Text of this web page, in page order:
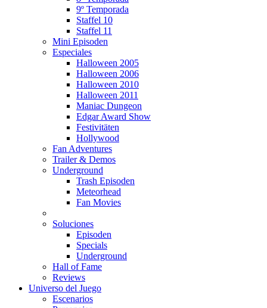
9º Temporada
Staffel 10
Staffel 11
Mini Episoden
Especiales
Halloween 2005
Halloween 2006
Halloween 2010
Halloween 2011
Maniac Dungeon
Edgar Award Show
Festivitäten
Hollywood
Fan Adventures
Trailer & Demos
Underground
Trash Episoden
Meteorhead
Fan Movies
Soluciones
Episoden
Specials
Underground
Hall of Fame
Reviews
Universo del Juego
Escenarios